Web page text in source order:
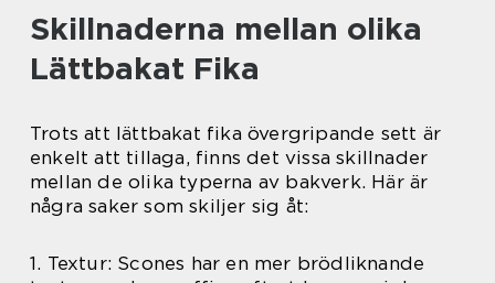
Skillnaderna mellan olika
Lättbakat Fika
Trots att lättbakat fika övergripande sett är
enkelt att tillaga, finns det vissa skillnader
mellan de olika typerna av bakverk. Här är
några saker som skiljer sig åt:
1. Textur: Scones har en mer brödliknande